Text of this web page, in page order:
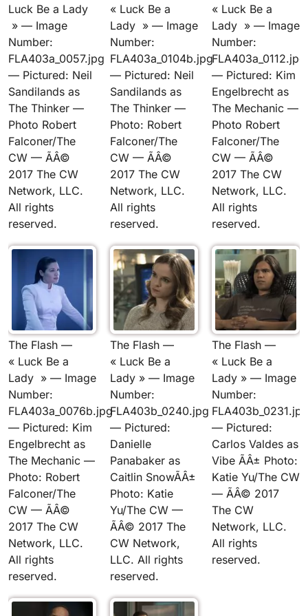
Luck Be a Lady
» — Image
Number:
FLA403a_0057.jpg
— Pictured: Neil
Sandilands as
The Thinker —
Photo Robert
Falconer/The
CW — ÃÂ©
2017 The CW
Network, LLC.
All rights
reserved.
« Luck Be a
Lady » — Image
Number:
FLA403a_0104b.jpg
— Pictured: Neil
Sandilands as
The Thinker —
Photo: Robert
Falconer/The
CW — ÃÂ©
2017 The CW
Network, LLC.
All rights
reserved.
« Luck Be a
Lady » — Image
Number:
FLA403a_0112.jpg
— Pictured: Kim
Engelbrecht as
The Mechanic —
Photo Robert
Falconer/The
CW — ÃÂ©
2017 The CW
Network, LLC.
All rights
reserved.
The Flash —
« Luck Be a
Lady » — Image
Number:
FLA403a_0076b.jpg
— Pictured: Kim
Engelbrecht as
The Mechanic —
Photo: Robert
Falconer/The
CW — ÃÂ©
2017 The CW
Network, LLC.
All rights
reserved.
The Flash —
« Luck Be a
Lady » — Image
Number:
FLA403b_0240.jpg
— Pictured:
Danielle
Panabaker as
Caitlin SnowÃÂ±
Photo: Katie
Yu/The CW —
ÃÂ© 2017 The
CW Network,
LLC. All rights
reserved.
The Flash —
« Luck Be a
Lady » — Image
Number:
FLA403b_0231.jpg
— Pictured:
Carlos Valdes as
Vibe ÃÂ± Photo:
Katie Yu/The CW
— ÃÂ© 2017
The CW
Network, LLC.
All rights
reserved.